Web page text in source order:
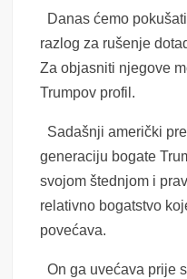
Danas ćemo
razlog za rušenje
Za objasniti njegove
Trumpov profil.
Sadašnji američki
generaciju bogate
svojom štednjom i
relativno bogatstvo
povećava.
On ga uvećava prije